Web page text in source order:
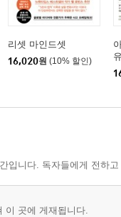
리셋 마인드셋
16,020원 (10% 할인)
입니다. 독자들에게 전하
이 곳에 게재됩니다.